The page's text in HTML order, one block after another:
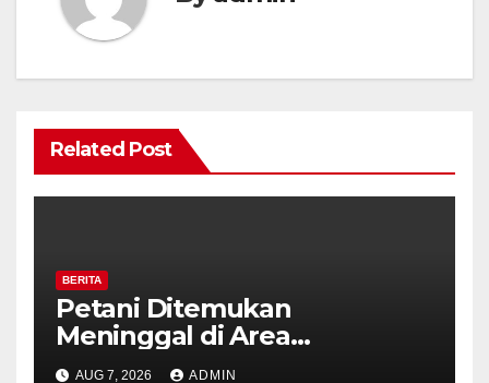
Related Post
BERITA
Petani Ditemukan
Meninggal di Area
Persawahan Kalibeji, Polisi
AUG 7, 2026 ADMIN